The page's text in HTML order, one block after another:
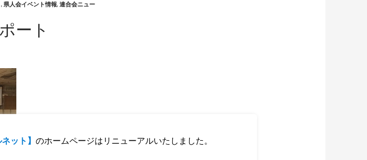
ット】 のホームページはリニューアルいたしました。
, 県人会イベント情報, 連合会ニュー
ート